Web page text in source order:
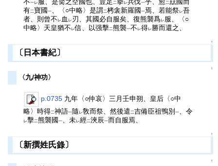
不一レ 服、是膐之空國也、豈足二擧レ兵伐一乎、愈二玆國而
有二寶國一、〈○中略〉是謂二栲衾新羅國一焉、若能祭レ吾
者、則曾不 レ 血 レ 刃、其國必自服矣、復熊襲爲レ 服、〈○
中略〉天皇猶不 レ信、以强擊二熊襲一不 レ得レ 勝而還之、
↑
〔日本書紀〕
↑
〈九/神功〉
p.0735 九年〈○仲哀〉三月壬申朔、皇后〈○中
略〉時得二神語一隨 レ敎而祭、然後遣二吉備臣祖鴨別一 、令
レ擊二熊襲國一 、未レ經二浹辰一而自服焉、
↑
〔新撰姓氏錄〕
↑